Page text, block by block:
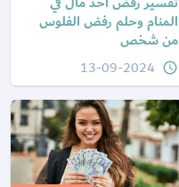
المنام وحلم رفض الفلوس
من شخص
query_builder
13-09-2024